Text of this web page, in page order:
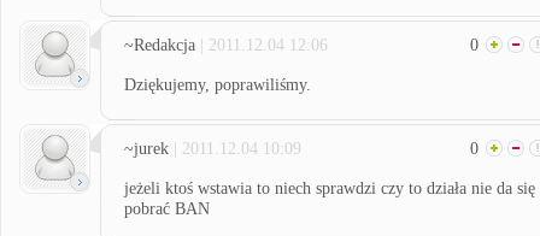
~Redakcja | 2011.12.04 12:06 0
Dziękujemy, poprawiliśmy.
~jurek | 2011.12.04 10:09 0
jeżeli ktoś wstawia to niech sprawdzi czy to działa nie da się
pobrać BAN